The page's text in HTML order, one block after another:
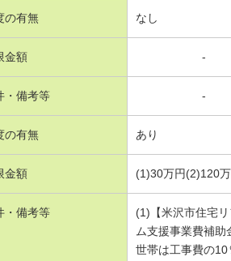
の有無 なし
金額 -
・備考等 -
の有無 あり
金額 (1)30万円(2)120
・備考等
(1)【米沢市住宅
ム支援事業費補助
世帯は工事費の10